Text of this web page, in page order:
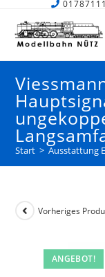
Start > Ausstattung
ANGEBOT!
Vorheriges